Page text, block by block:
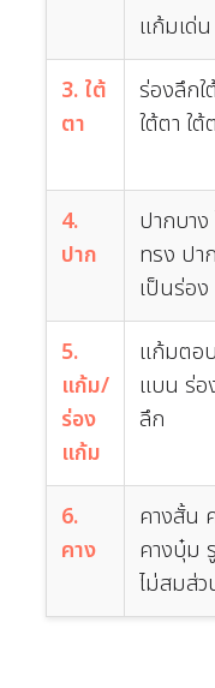
แก้มเด่น
3. ใต้
ตา
ร่องลึก
ใต้ตา ใต้
4.
ปาก
ปากบาง
ทรง ปา
เป็นร่อง
5.
แก้ม/
ร่อง
แก้ม
แก้มตอ
แบน ร่อ
ลึก
6.
คาง
คางสั้น
คางบุ๋ม
ไม่สมส่ว